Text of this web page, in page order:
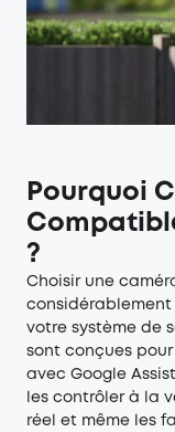
Pourquoi
?
Choisir une
votre système de
sont conçues
avec Google
les contrôler à la
réel et même les